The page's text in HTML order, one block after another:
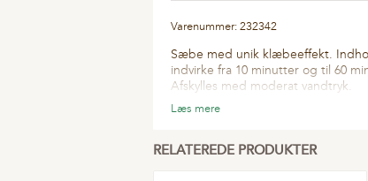
Varenummer: 232342
Sæbe med unik klæbeeffekt.
indvirke fra 10 minutter og til 60
Afskylles med moderat vandtryk.
Læs mere
RELATEREDE PRODUKTER